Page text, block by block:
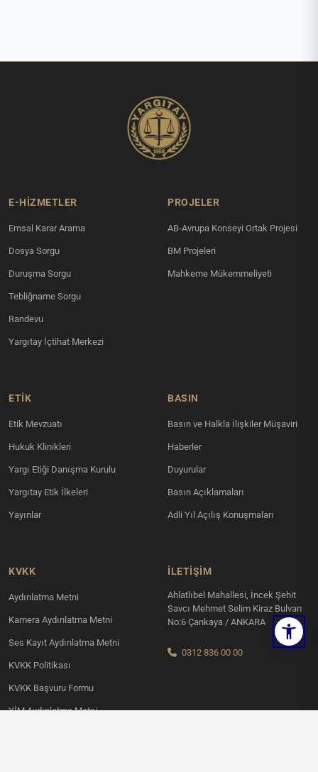
E-HİZMETLER
Emsal Karar Arama
Dosya Sorgu
Duruşma Sorgu
Tebliğname Sorgu
Randevu
Yargıtay İçtihat Merkezi
PROJELER
AB-Avrupa Konseyi Ortak Projesi
BM Projeleri
Mahkeme Mükemmeliyeti
ETİK
Etik Mevzuatı
Hukuk Klinikleri
Yargı Etiği Danışma Kurulu
Yargıtay Etik İlkeleri
Yayınlar
BASIN
Basın ve Halkla İlişkiler Müşaviri
Haberler
Duyurular
Basın Açıklamaları
Adli Yıl Açılış Konuşmaları
KVKK
Aydınlatma Metni
Kamera Aydınlatma Metni
Ses Kayıt Aydınlatma Metni
KVKK Politikası
KVKK Başvuru Formu
YİM Aydınlatma Metni
İLETIŞIM
Ahlatlıbel Mahallesi, İncek Şehit
Savcı Mehmet Selim Kiraz Bulvarı
No:6 Çankaya / ANKARA
0312 836 00 00